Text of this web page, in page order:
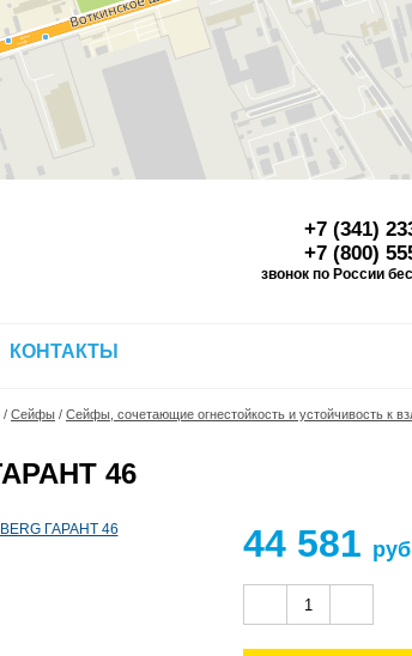
+7 (341)
+7 (800)
звонок по России
КОНТАКТЫ
/ Сейфы / Сейфы, сочетающие огнестойкость и устойчивость к
46
44 581